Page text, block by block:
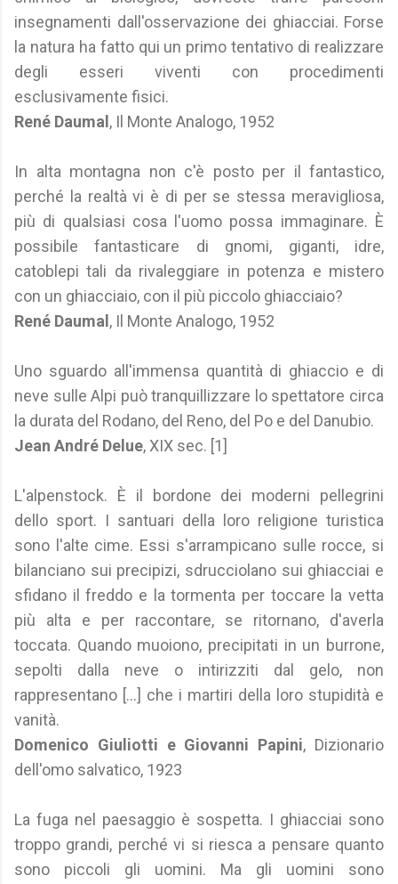
insegnamenti dall'osservazione dei ghiacciai. Forse
la natura ha fatto qui un primo tentativo di realizzare
degli esseri viventi con procedimenti
esclusivamente fisici.
René Daumal , Il Monte Analogo, 1952
In alta montagna non c'è posto per il fantastico,
perché la realtà vi è di per se stessa meravigliosa,
più di qualsiasi cosa l'uomo possa immaginare. È
possibile fantasticare di gnomi, giganti, idre,
catoblepi tali da rivaleggiare in potenza e mistero
con un ghiacciaio, con il più piccolo ghiacciaio?
René Daumal , Il Monte Analogo, 1952
Uno sguardo all'immensa quantità di ghiaccio e di
neve sulle Alpi può tranquillizzare lo spettatore circa
la durata del Rodano, del Reno, del Po e del Danubio.
Jean André Delue, XIX sec. [1]
L'alpenstock. È il bordone dei moderni pellegrini
dello sport. I santuari della loro religione turistica
sono l'alte cime. Essi s'arrampicano sulle rocce, si
bilanciano sui precipizi, sdrucciolano sui ghiacciai e
sfidano il freddo e la tormenta per toccare la vetta
più alta e per raccontare, se ritornano, d'averla
toccata. Quando muoiono, precipitati in un burrone,
sepolti dalla neve o intirizziti dal gelo, non
rappresentano [...] che i martiri della loro stupidità e
vanità.
Domenico Giuliotti e Giovanni Papini, Dizionario
dell'omo salvatico, 1923
La fuga nel paesaggio è sospetta. I ghiacciai sono
troppo grandi, perché vi si riesca a pensare quanto
sono piccoli gli uomini. Ma gli uomini sono